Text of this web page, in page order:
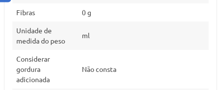
Fibras 0 g
Unidade de
medida do peso
ml
Considerar
gordura
adicionada
Não consta